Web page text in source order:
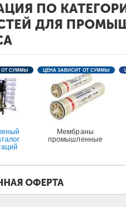
ПО
ДЛЯ
ОТ СУММЫ
Мембраны
промышленные
ЦЕНА ЗАВИСИТ ОТ СУММЫ
ЗАКАЗА
ОФЕРТА